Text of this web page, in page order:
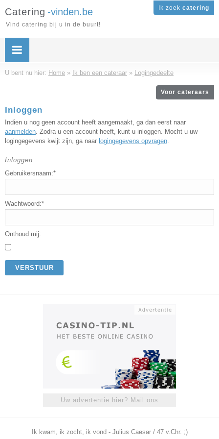
Ik zoek catering
Catering -vinden.be
Vind catering bij u in de buurt!
U bent nu hier: Home » Ik ben een cateraar » Logingedeelte
Voor cateraars
Inloggen
Indien u nog geen account heeft aangemaakt, ga dan eerst naar
aanmelden. Zodra u een account heeft, kunt u inloggen. Mocht u uw
logingegevens kwijt zijn, ga naar logingegevens opvragen.
Inloggen
Gebruikersnaam:*
Wachtwoord:*
Onthoud mij:
VERSTUUR
Uw advertentie hier? Mail ons
Ik kwam, ik zocht, ik vond - Julius Caesar / 47 v.Chr. ;)